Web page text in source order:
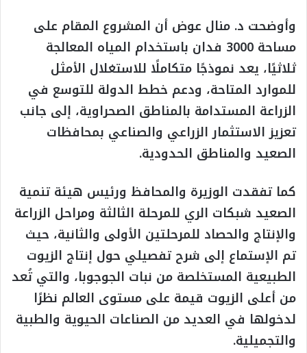
وأوضحت د. منال عوض أن المشروع المقام على
مساحة 3000 فدان باستخدام المياه المعالجة
ثلاثيًا، يعد نموذجًا متكاملًا للاستغلال الأمثل
للموارد المتاحة، ودعم خطط الدولة للتوسع في
الزراعة المستدامة بالمناطق الصحراوية، إلى جانب
تعزيز الاستثمار الزراعي والصناعي بمحافظات
الصعيد والمناطق الحدودية.
كما تفقدت الوزيرة والمحافظ ورئيس هيئة تنمية
الصعيد شبكات الري للمرحلة الثالثة ومراحل الزراعة
والإنتاج والحصاد للمرحلتين الأولى والثانية، حيث
تم الإستماع إلى شرح تفصيلي حول إنتاج الزيوت
الطبيعية المستخلصة من نبات الجوجوبا، والتي تُعد
من أعلى الزيوت قيمة على مستوى العالم نظرًا
لدخولها في العديد من الصناعات الحيوية والطبية
والتجميلية.